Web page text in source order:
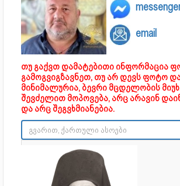
email
თუ გაქვთ დამატებითი ინფორმაცია
გამოგვიგზავნეთ, თუ არ დევს ფოტო
მინიმალურია, ბევრი მცდელობის
შევძელით მოპოვება, არც არავინ
და არც შეგვხმიანებია.